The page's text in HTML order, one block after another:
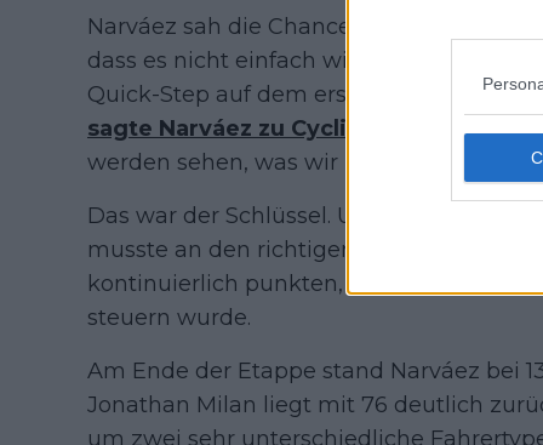
Narváez sah die Chance schon vor dem
dass es nicht einfach wird, aber dass es
Quick-Step auf dem ersten Anstieg
sagte Narváez zu Cycling Pro Net.„Es
werden sehen, was wir in der
Das war der Schlüssel. UAE brauchte
musste an den richtigen Stellen bleiben,
kontinuierlich punkten, während
steuern wurde.
Am Ende der Etappe stand Narváez bei
Jonathan Milan liegt mit 76 deutlich
um zwei sehr unterschiedliche